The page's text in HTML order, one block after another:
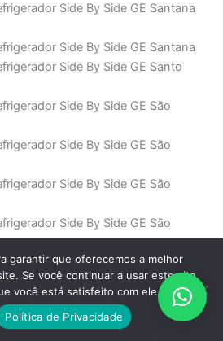
Side By Side GE Santana
Side By Side GE Santana
Side By Side GE Santo
Side By Side GE São
Side By Side GE São
Side By Side GE São
Side By Side GE São
Side By Side GE São Paulo
Side By Side GE Saúde
Side By Side GE SP
Side By Side GE Sumaré
garantir que oferecemos a melhor
Se você continuar a usar este site,
você está satisfeito com ele.
Política de Privacidade